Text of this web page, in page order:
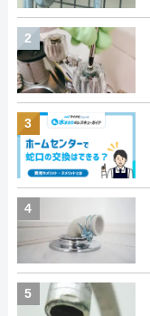
2
3
4
5